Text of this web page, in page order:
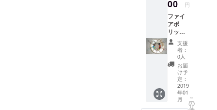
ます。
※イメー
ジ画像
内の元
釘は付
属して
ません
のでご
了承く
ださ
い。
(水星)、
ウェヌ
ス(金
星)、マ
ルス(火
星)、ユ
ピテル
(木星)、
サトゥ
ルヌス
(土星)、
ウラヌ
ス(天王
00 円
ファイ
アポ
リッ
シュア
ミュ
レット
スト
ラップ
Type-C
セット
1号(ク
リスタ
支援
者：
0人
お届
け予
定：
2019
年01
月
こ
の
リ